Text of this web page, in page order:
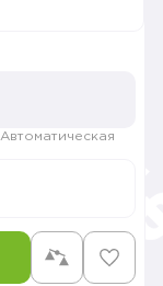
Автоматическая